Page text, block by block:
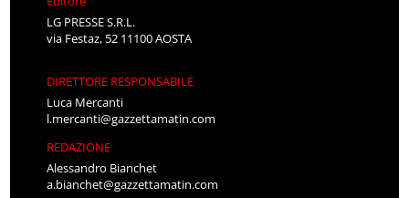
LG PRESSE S.R.L.
via Festaz, 52 11100 AOSTA
DIRETTORE RESPONSABILE
Luca Mercanti
l.mercanti@gazzettamatin.com
REDAZIONE
Alessandro Bianchet
a.bianchet@gazzettamatin.com